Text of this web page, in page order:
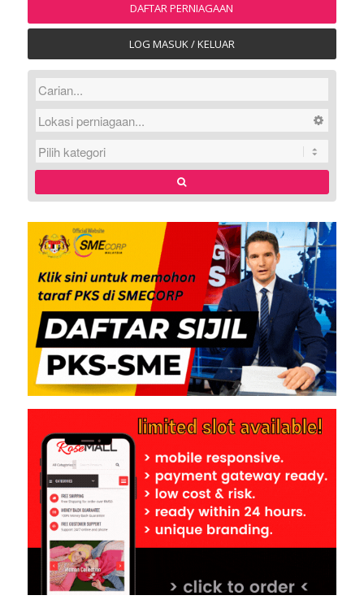
DAFTAR PERNIAGAAN
LOG MASUK / KELUAR